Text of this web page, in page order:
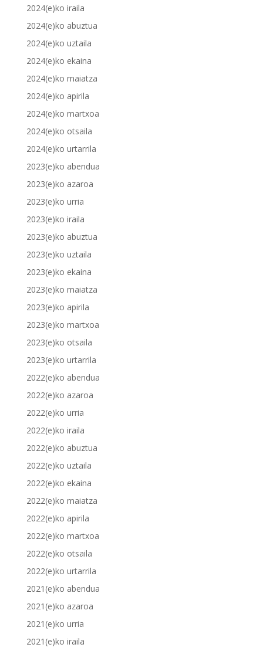
2024(e)ko iraila
2024(e)ko abuztua
2024(e)ko uztaila
2024(e)ko ekaina
2024(e)ko maiatza
2024(e)ko apirila
2024(e)ko martxoa
2024(e)ko otsaila
2024(e)ko urtarrila
2023(e)ko abendua
2023(e)ko azaroa
2023(e)ko urria
2023(e)ko iraila
2023(e)ko abuztua
2023(e)ko uztaila
2023(e)ko ekaina
2023(e)ko maiatza
2023(e)ko apirila
2023(e)ko martxoa
2023(e)ko otsaila
2023(e)ko urtarrila
2022(e)ko abendua
2022(e)ko azaroa
2022(e)ko urria
2022(e)ko iraila
2022(e)ko abuztua
2022(e)ko uztaila
2022(e)ko ekaina
2022(e)ko maiatza
2022(e)ko apirila
2022(e)ko martxoa
2022(e)ko otsaila
2022(e)ko urtarrila
2021(e)ko abendua
2021(e)ko azaroa
2021(e)ko urria
2021(e)ko iraila